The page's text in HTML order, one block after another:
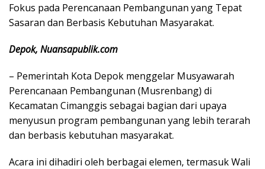
Fokus pada Perencanaan Pembangunan yang Tepat
Sasaran dan Berbasis Kebutuhan Masyarakat.
Depok, Nuansapublik.com
– Pemerintah Kota Depok menggelar Musyawarah
Perencanaan Pembangunan (Musrenbang) di
Kecamatan Cimanggis sebagai bagian dari upaya
menyusun program pembangunan yang lebih terarah
dan berbasis kebutuhan masyarakat.
Acara ini dihadiri oleh berbagai elemen, termasuk Wali